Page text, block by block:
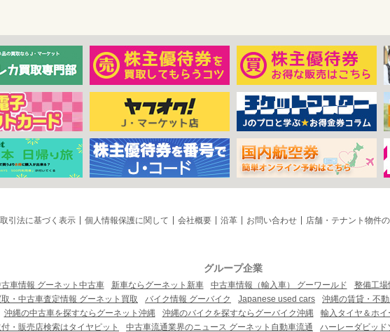
引法に基づく表示 個人情報保護に関して 会社概要 沿革 お問い合わせ 店舗・テナント物件
グループ企業
車情報 グーネット中古車 新車ならグーネット新車 中古車情報（輸入車） グーワールド
整備工場
・中古車査定情報 グーネット買取
バイク情報 グーバイク Japanese used cars
沖縄の賃貸・不
沖縄の中古車を探すならグーネット沖縄
沖縄のバイクを探すならグーバイク沖縄
輸入タイヤ＆ホ
・販売店検索はタイヤピット
中古車流通業界のニュース グーネット自動車流通 ハーレーダビッド